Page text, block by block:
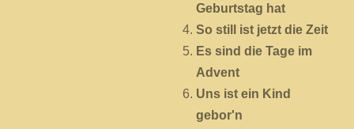
Geburtstag hat
So still ist jetzt die Zeit
Es sind die Tage im
Advent
Uns ist ein Kind
gebor'n